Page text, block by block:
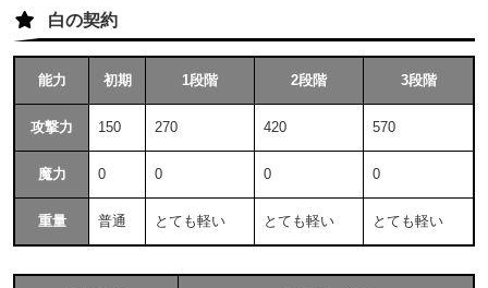
白の契約
能力 初期 1段階 2段階 3段階
攻撃力 150 270 420 570
魔力 0 0 0 0
重量 普通 とても軽い とても軽い とても軽い